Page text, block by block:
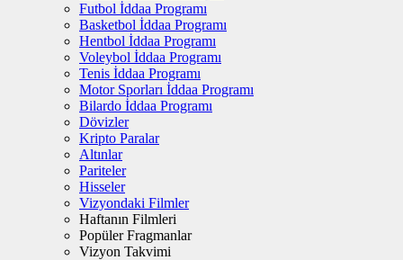
Futbol İddaa Programı
Basketbol İddaa Programı
Hentbol İddaa Programı
Voleybol İddaa Programı
Tenis İddaa Programı
Motor Sporları İddaa Programı
Bilardo İddaa Programı
Dövizler
Kripto Paralar
Altınlar
Pariteler
Hisseler
Vizyondaki Filmler
Haftanın Filmleri
Popüler Fragmanlar
Vizyon Takvimi